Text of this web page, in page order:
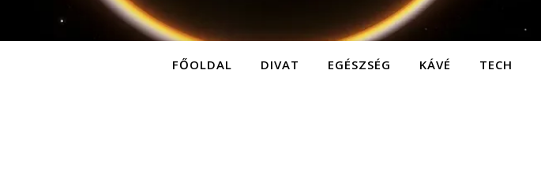
FŐOLDAL DIVAT EGÉSZSÉG KÁVÉ TECH